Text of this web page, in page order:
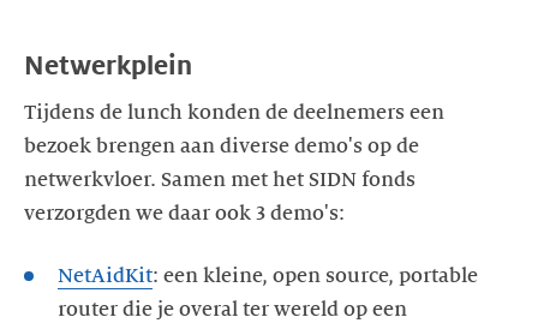
Netwerkplein
Tijdens de lunch konden de deelnemers een
bezoek brengen aan diverse demo's op de
netwerkvloer. Samen met het SIDN fonds
verzorgden we daar ook 3 demo's:
NetAidKit: een kleine, open source, portable
router die je overal ter wereld op een